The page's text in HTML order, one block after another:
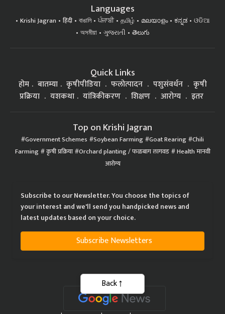
Languages
Krishi Jagran हिंदी বাঙালি ਪੰਜਾਬੀ தமிழ் മലയാളം ಕನ್ನಡ
ଓଡିଆ
অসমীয়া
ગુજરાતી తెలుగు
Quick Links
होम बातम्या कृषीपीडिया फलोत्पादन पशुसंवर्धन
कृषी
प्रक्रिया
यशकथा यांत्रिकीकरण शिक्षण आरोग्य इतर
Top on Krishi Jagran
Government Schemes Soybean Farming Goat Rearing Chili
Farming कृषी प्रक्रिया Orchard planting / फळबाग लागवड Health मानवी
आरोग्य
Subscribe to our Newsletter. You choose the topics of
your interest and we'll send you handpicked news and
latest updates based on your choice.
Subscribe Newsletters
Back